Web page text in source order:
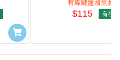
有線鍵盤滑鼠套裝
$115 有存貨